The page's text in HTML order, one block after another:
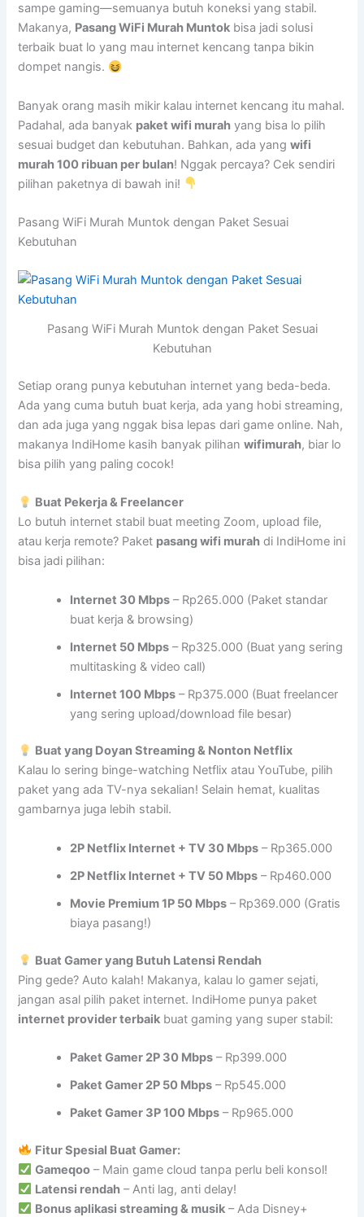
sampe gaming—semuanya butuh koneksi yang stabil.
Makanya, Pasang WiFi Murah Muntok bisa jadi solusi
terbaik buat lo yang mau internet kencang tanpa bikin
dompet nangis.
Banyak orang masih mikir kalau internet kencang itu mahal.
Padahal, ada banyak paket wifi murah yang bisa lo pilih
sesuai budget dan kebutuhan. Bahkan, ada yangwifi
murah 100 ribuan per bulan! Nggak percaya? Cek sendiri
pilihan paketnya di bawah ini!
Pasang WiFi Murah Muntok dengan Paket Sesuai
Kebutuhan
Pasang WiFi Murah Muntok dengan Paket Sesuai
Kebutuhan
Setiap orang punya kebutuhan internet yang beda-beda.
Ada yang cuma butuh buat kerja, ada yang hobi streaming,
dan ada juga yang nggak bisa lepas dari game online. Nah,
makanya IndiHome kasih banyak pilihanwifimurah, biar lo
bisa pilih yang paling cocok!
Buat Pekerja & Freelancer
Lo butuh internet stabil buat meeting Zoom, upload file,
atau kerja remote? Paket pasang wifi murah di IndiHome ini
bisa jadi pilihan:
Internet 30 Mbps – Rp265.000 (Paket standar
buat kerja & browsing)
Internet 50 Mbps – Rp325.000 (Buat yang sering
multitasking & video call)
Internet 100 Mbps – Rp375.000 (Buat freelancer
yang sering upload/download file besar)
Buat yang Doyan Streaming & Nonton Netflix
Kalau lo sering binge-watching Netflix atau YouTube, pilih
paket yang ada TV-nya sekalian! Selain hemat, kualitas
gambarnya juga lebih stabil.
2P Netflix Internet + TV 30 Mbps – Rp365.000
2P Netflix Internet + TV 50 Mbps – Rp460.000
Movie Premium 1P 50 Mbps – Rp369.000 (Gratis
biaya pasang!)
Buat Gamer yang Butuh Latensi Rendah
Ping gede? Auto kalah! Makanya, kalau lo gamer sejati,
jangan asal pilih paket internet. IndiHome punya paket
internet provider terbaik buat gaming yang super stabil:
Paket Gamer 2P 30 Mbps – Rp399.000
Paket Gamer 2P 50 Mbps – Rp545.000
Paket Gamer 3P 100 Mbps – Rp965.000
Fitur Spesial Buat Gamer:
Gameqoo – Main game cloud tanpa perlu beli konsol!
Latensi rendah – Anti lag, anti delay!
Bonus aplikasi streaming & musik – Ada Disney+